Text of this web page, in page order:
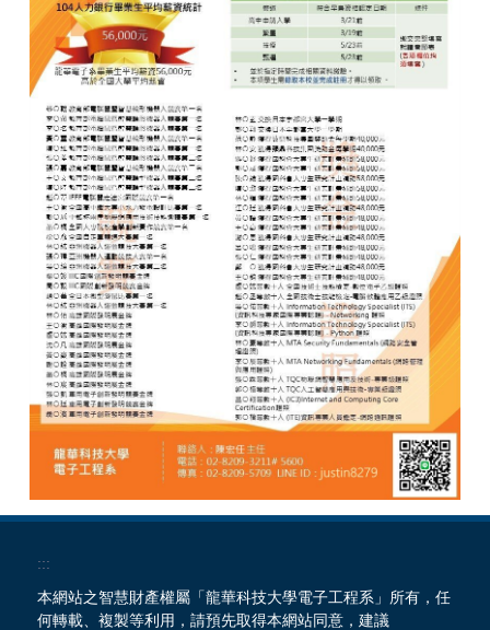
:::
本網站之智慧財產權屬「龍華科技大學電子工程系」所有，任
何轉載、複製等利用，請預先取得本網站同意，建議